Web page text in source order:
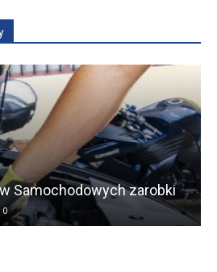
Samochodowych zarobki
0